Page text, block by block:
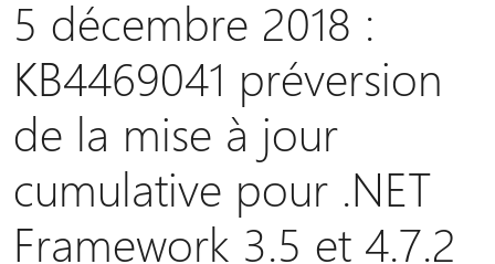
5 décembre 2018 :
KB4469041 préversion
de la mise à jour
cumulative pour .NET
Framework 3.5 et 4.7.2